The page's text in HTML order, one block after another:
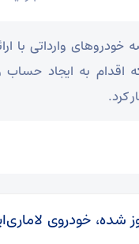
خودروهای وارداتی با
اقدام به ایجاد حساب
کرد.
شده، خودروی